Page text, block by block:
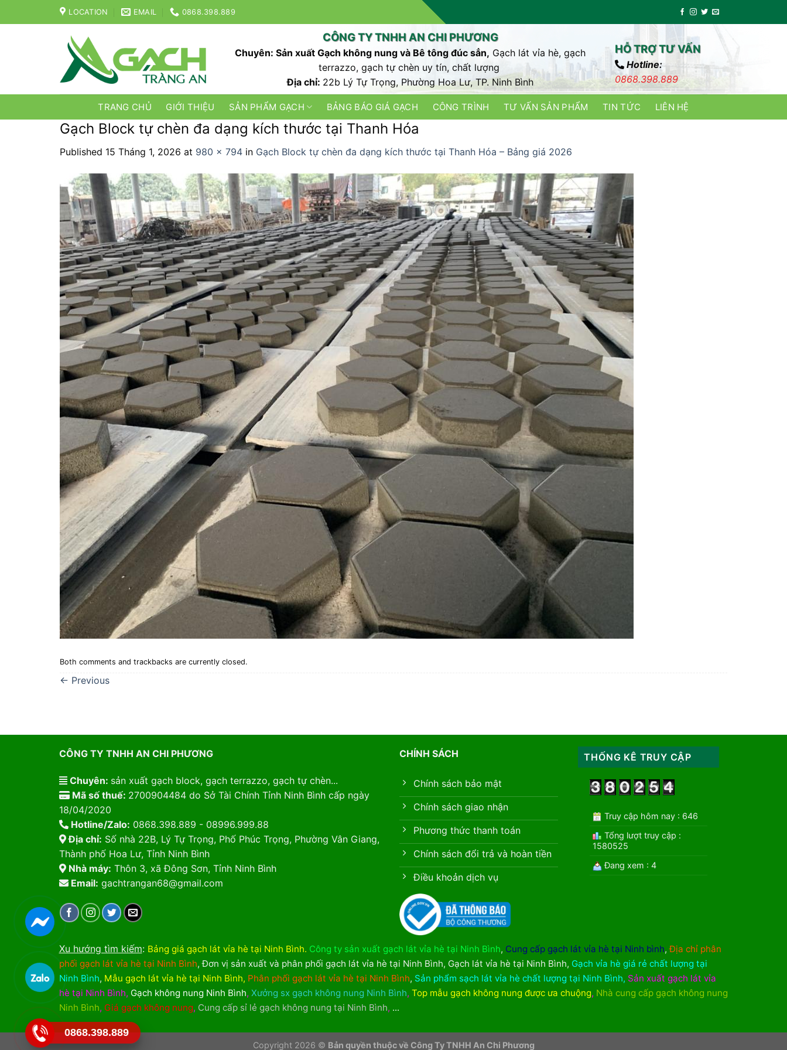
to
LOCATION EMAIL 0868.398.889
CÔNG TY TNHH AN CHI PHƯƠNG
Chuyên: Sản xuất Gạch không nung và Bê tông đúc sẳn, Gạch lát vỉa hè, gạch
terrazzo, gạch tự chèn uy tín, chất lượng
Địa chỉ: 22b Lý Tự Trọng, Phường Hoa Lư, TP. Ninh Bình
HỖ TRỢ TƯ VẤN
Hotline:
0868.398.889
TRANG CHỦ GIỚI THIỆU SẢN PHẨM GẠCH BẢNG BÁO GIÁ GẠCH CÔNG TRÌNH TƯ VẤN SẢN PHẨM TIN TỨC LIÊN HỆ
Gạch Block tự chèn đa dạng kích thước tại Thanh Hóa
Published 15 Tháng 1, 2026 at 980 × 794 in Gạch Block tự chèn đa dạng kích thước tại Thanh Hóa – Bảng giá 2026
Both comments and trackbacks are currently closed.
← Previous
CÔNG TY TNHH AN CHI PHƯƠNG
Chuyên: sản xuất gạch block, gạch terrazzo, gạch tự chèn...
Mã số thuế: 2700904484 do Sở Tài Chính Tỉnh Ninh Bình cấp ngày
18/04/2020
Hotline/Zalo: 0868.398.889 - 08996.999.88
Địa chỉ: Số nhà 22B, Lý Tự Trọng, Phố Phúc Trọng, Phường Vân Giang,
Thành phố Hoa Lư, Tỉnh Ninh Bình
Nhà máy: Thôn 3, xã Đông Sơn, Tỉnh Ninh Bình
Email: gachtrangan68@gmail.com
CHÍNH SÁCH
Chính sách bảo mật
Chính sách giao nhận
Phương thức thanh toán
Chính sách đổi trả và hoàn tiền
Điều khoản dịch vụ
THỐNG KÊ TRUY CẬP
Truy cập hôm nay : 646
Tổng lượt truy cập :
1580525
Đang xem : 4
Xu hướng tìm kiếm: Bảng giá gạch lát vỉa hè tại Ninh Bình. Công ty sản xuất gạch lát vỉa hè tại Ninh Bình, Cung cấp gạch lát vỉa hè tại Ninh bình,Địa chỉ phân
phối gạch lát vỉa hè tại Ninh Bình,Đơn vị sản xuất và phân phối gạch lát vỉa hè tại Ninh Bình, Gạch lát vỉa hè tại Ninh Bình, Gạch vỉa hè giá rẻ chất lượng tại
Ninh Bình, Mẫu gạch lát vỉa hè tại Ninh Bình, Phân phối gạch lát vỉa hè tại Ninh Bình, Sản phẩm sạch lát vỉa hè chất lượng tại Ninh Bình, Sản xuất gạch lát vỉa
hè tại Ninh Bình, Gạch không nung Ninh Bình, Xưởng sx gạch không nung Ninh Bình, Top mẫu gạch không nung được ưa chuộng, Nhà cung cấp gạch không nung
Ninh Bình, Giá gạch không nung, Cung cấp sỉ lẻ gạch không nung tại Ninh Bình, ...
Copyright 2026 © Bản quyền thuộc về Công Ty TNHH An Chi Phương
0868.398.889